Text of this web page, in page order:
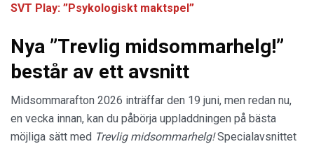
SVT Play: ”Psykologiskt maktspel”
Nya ”Trevlig midsommarhelg!”
består av ett avsnitt
Midsommarafton 2026 inträffar den 19 juni, men redan nu,
en vecka innan, kan du påbörja uppladdningen på bästa
möjliga sätt med Trevlig midsommarhelg!Specialavsnittet